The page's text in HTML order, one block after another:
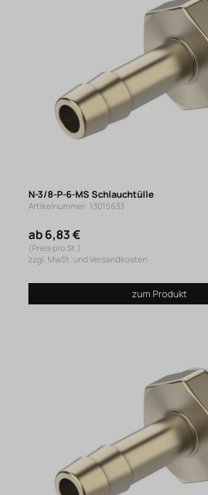
N-3/8-P-6-MS Schlauchtülle
Artikelnummer: 13015633
ab 6,83 €
(Preis pro St.)
zzgl. MwSt. und Versandkosten
zum Produkt